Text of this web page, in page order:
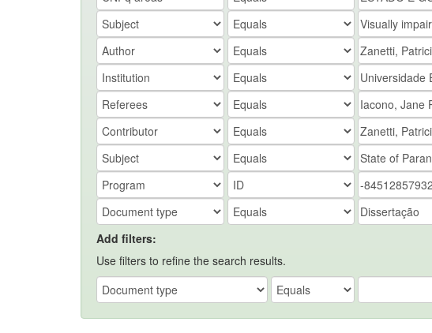
Add filters:
Use filters to refine the search results.